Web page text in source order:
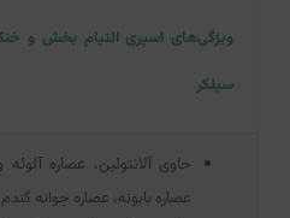
ویژگی‌های اسپری التیام بخش و
سیلکر
حاوی آلانتوئین، عصاره آلوئه
عصاره بابونه، عصاره جوانه گندم